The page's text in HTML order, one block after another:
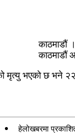
काठमाडौं
काठमाडौं
मृत्यु भएको छ
हेलोखबरमा